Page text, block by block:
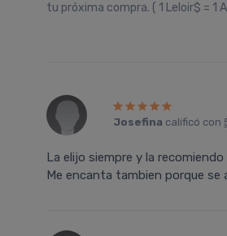
tu próxima compra. ( 1 Leloir$ = 1
Josefina calificó con
La elijo siempre y la
Me encanta tambien porque